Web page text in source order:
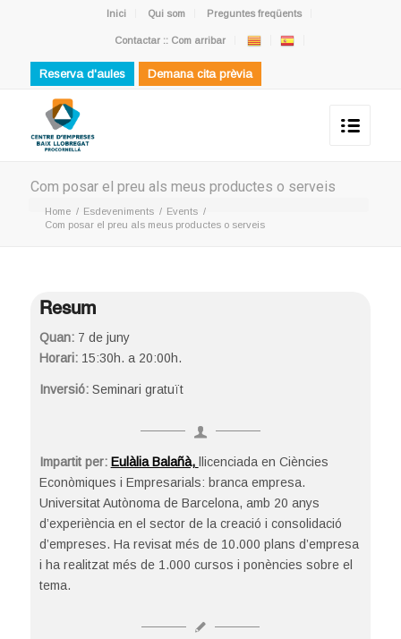
Inici Qui som Preguntes freqüents
Contactar :: Com arribar
Reserva d'aules Demana cita prèvia
Com posar el preu als meus productes o serveis
Home / Esdeveniments / Events /
Com posar el preu als meus productes o serveis
Resum
Quan:7 de juny
Horari:15:30h. a 20:00h.
Inversió: Seminari gratuït
Impartit per: Eulàlia Balañà, llicenciada en Ciències
Econòmiques i Empresarials: branca empresa.
Universitat Autònoma de Barcelona, amb 20 anys
d’experiència en el sector de la creació i consolidació
d’empreses. Ha revisat més de 10.000 plans d’empresa
i ha realitzat més de 1.000 cursos i ponències sobre el
tema.